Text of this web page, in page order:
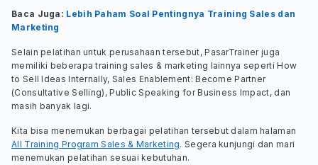
Baca Juga: Lebih Paham Soal Pentingnya Training Sales dan
Marketing
Selain pelatihan untuk perusahaan tersebut, PasarTrainer juga
memiliki beberapa training sales & marketing lainnya seperti How
to Sell Ideas Internally, Sales Enablement: Become Partner
(Consultative Selling), Public Speaking for Business Impact, dan
masih banyak lagi.
Kita bisa menemukan berbagai pelatihan tersebut dalam halaman
All Training Program Sales & Marketing. Segera kunjungi dan mari
menemukan pelatihan sesuai kebutuhan.